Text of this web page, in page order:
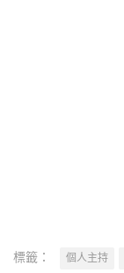
標籤： 個人主持